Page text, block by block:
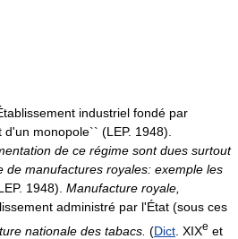
industriel fondé par
monopole`` (LEP. 1948).
de ce régime sont dues surtout
de manufactures royales: exemple les
1948). Manufacture royale,
administré par l'État (sous ces
nationale des tabacs. (Dict . XIXe et